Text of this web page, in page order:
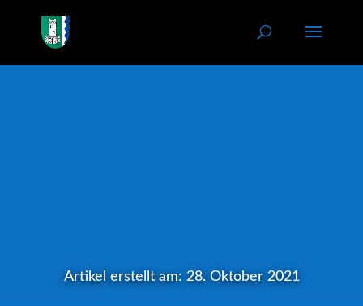
Artikel erstellt am: 28. Oktober 2021